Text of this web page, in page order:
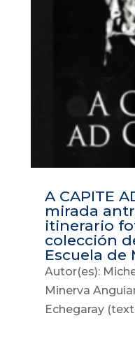
A CAPITE
mirada
itinerario
colección
Escuela de
Autor(es):
Minerva
Echegaray